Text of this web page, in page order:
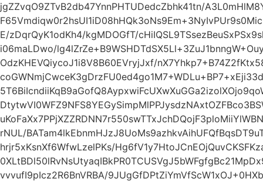
jgZZvqO9ZTvB2db47YnnPHTUDedcZbhk41tn/
E/zDqrQyK1odKh4/kgMDOGfT/
i06maLDwo/
OdzKHEVQiycoJ1i8V8B60EVryjJxf/
rNUL/
hrjr5xKsnXf6WfwLzelPKs/
vvvufI9pIcz2R6BnVRBA/